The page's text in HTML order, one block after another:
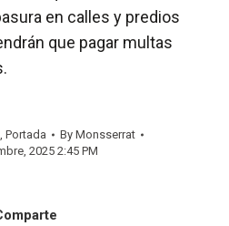
en calles y predios
que pagar multas
, Portada By Monsserrat
2025 2:45 PM